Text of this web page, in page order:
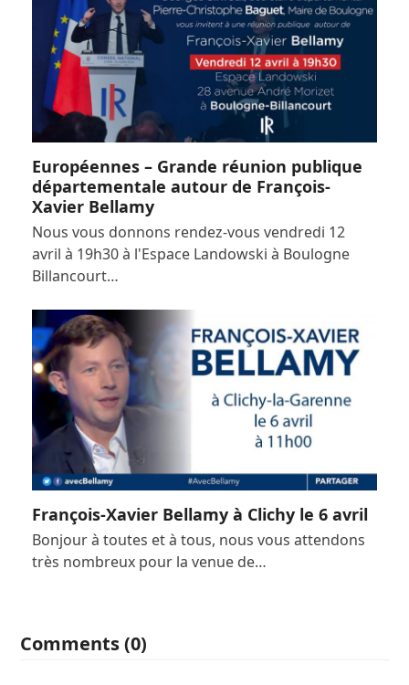
Européennes – Grande réunion publique
départementale autour de François-
Xavier Bellamy
Nous vous donnons rendez-vous vendredi 12
avril à 19h30 à l'Espace Landowski à Boulogne
Billancourt…
François-Xavier Bellamy à Clichy le 6 avril
Bonjour à toutes et à tous, nous vous attendons
très nombreux pour la venue de…
Comments (0)